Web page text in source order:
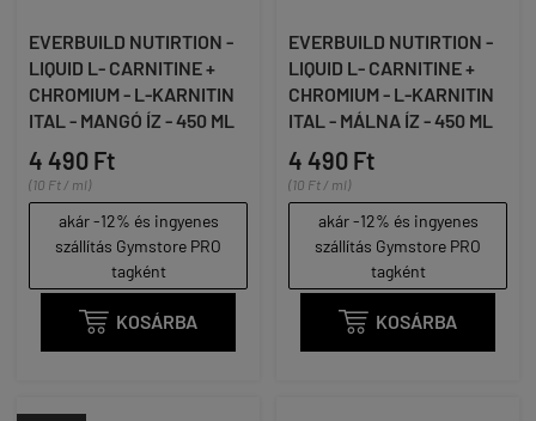
EVERBUILD NUTIRTION -
LIQUID L- CARNITINE +
CHROMIUM - L-KARNITIN
ITAL - MANGÓ ÍZ - 450 ML
4 490 Ft
(10 Ft / ml)
akár -12% és ingyenes
szállítás Gymstore PRO
tagként
 KOSÁRBA
EVERBUILD NUTIRTION -
LIQUID L- CARNITINE +
CHROMIUM - L-KARNITIN
ITAL - MÁLNA ÍZ - 450 ML
4 490 Ft
(10 Ft / ml)
akár -12% és ingyenes
szállítás Gymstore PRO
tagként
 KOSÁRBA